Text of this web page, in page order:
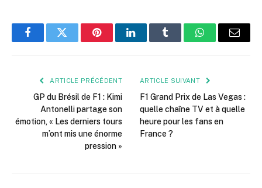
FacebookTwitter PinterestLinkedInTumblr WhatsApp
E-
ARTICLE PRÉCÉDENT
GP du Brésil de F1 : Kimi
Antonelli partage son
émotion, « Les derniers tours
m’ont mis une énorme
pression »
ARTICLE SUIVANT
F1 Grand Prix de Las Vegas :
quelle chaîne TV et à quelle
heure pour les fans en
France ?